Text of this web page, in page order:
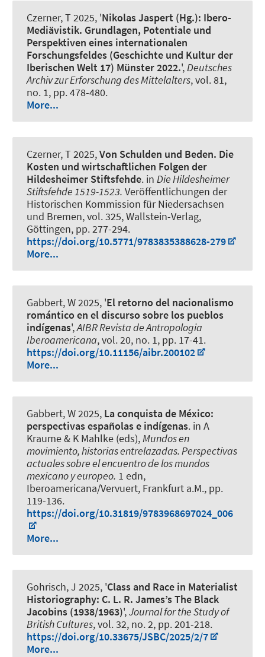
Czerner, T2025, 'Nikolas Jaspert (Hg.): Ibero-
Mediävistik. Grundlagen, Potentiale und
Perspektiven eines internationalen
Forschungsfeldes (Geschichte und Kultur der
Iberischen Welt 17) Münster 2022.',Deutsches
Archiv zur Erforschung des Mittelalters, vol. 81,
no. 1, pp. 478-480.
More...
Czerner, T 2025,Von Schulden und Beden. Die
Kosten und wirtschaftlichen Folgen der
Hildesheimer Stiftsfehde. in Die Hildesheimer
Stiftsfehde 1519-1523. Veröffentlichungen der
Historischen Kommission für Niedersachsen
und Bremen, vol. 325, Wallstein-Verlag,
Göttingen, pp. 277-294.
https://doi.org/10.5771/9783835388628-279
More...
Gabbert, W2025, 'El retorno del nacionalismo
romántico en el discurso sobre los pueblos
indígenas',AIBR Revista de Antropologia
Iberoamericana, vol. 20, no. 1, pp. 17-41.
https://doi.org/10.11156/aibr.200102
More...
Gabbert, W2025, La conquista de México:
perspectivas españolas e indígenas. in A
Kraume & K Mahlke (eds),Mundos en
movimiento, historias entrelazadas. Perspectivas
actuales sobre el encuentro de los mundos
mexicano y europeo. 1 edn,
Iberoamericana/Vervuert, Frankfurt a.M., pp.
119-136.
https://doi.org/10.31819/9783968697024_006
More...
Gohrisch, J 2025, 'Class and Race in Materialist
Historiography: C. L. R. James’s The Black
Jacobins (1938/1963)',Journal for the Study of
British Cultures, vol. 32, no. 2, pp. 201-218.
https://doi.org/10.33675/JSBC/2025/2/7
More...